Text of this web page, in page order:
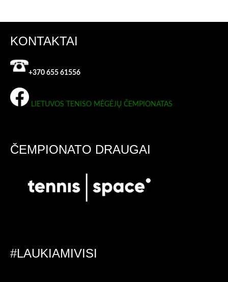
KONTAKTAI
+370 655 61556
LIETUVOS TENISO MĖGĖJŲ ČEMPIONATAS
ČEMPIONATO DRAUGAI
#LAUKIAMIVISI